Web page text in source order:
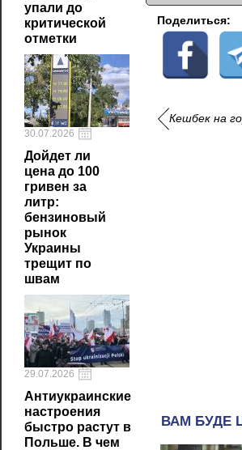
упали до
критической
отметки
30.07.2026
Дойдет ли
цена до 100
гривен за
литр:
бензиновый
рынок
Украины
трещит по
швам
29.07.2026
Антиукраинские
настроения
быстро растут в
Польше. В чем
Поделиться:
Кешбек на